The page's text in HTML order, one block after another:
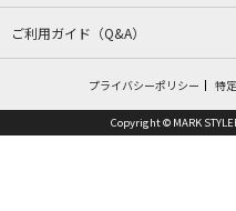
ご利用ガイド（Q&A）
プライバシーポリシー 特
Copyright © MARK